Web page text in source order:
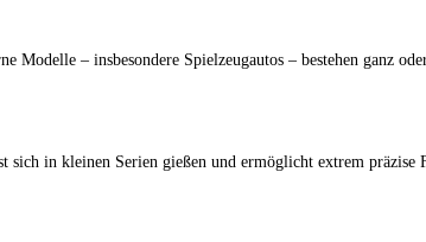
– insbesondere Spielzeugautos – bestehen ganz
in kleinen Serien gießen und ermöglicht extrem